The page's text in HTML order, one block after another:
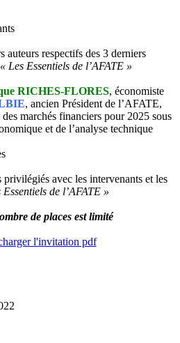
auteurs respectifs des 3 derniers
« Les Essentiels de l’AFATE »
RICHES-FLORES, économiste
, ancien Président de l’AFATE,
marchés financiers pour 2025 sous
et de l’analyse technique
privilégiés avec les intervenants et les
Essentiels de l’AFATE »
de places est limité
l'invitation pdf